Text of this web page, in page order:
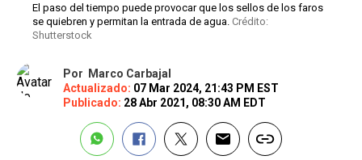
El paso del tiempo puede provocar que los sellos de los faros
se quiebren y permitan la entrada de agua. Crédito:
Shutterstock
Por Marco Carbajal
Actualizado: 07 Mar 2024, 21:43 PM EST
Publicado: 28 Abr 2021, 08:30 AM EDT